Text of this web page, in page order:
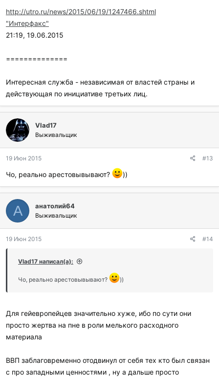
http://utro.ru/news/2015/06/19/1247466.shtml
"Интерфакс"
21:19, 19.06.2015
==============
Интересная служба - независимая от властей страны и
действующая по инициативе третьих лиц.
Vlad17
Выживальщик
19 Июн 2015 #13
Чо, реально арестовывывают? ))
А анатолий64
Выживальщик
19 Июн 2015 #14
Vlad17 написал(а):
Чо, реально арестовывывают? ))
Для гейевропейцев значительно хуже, ибо по сути они
просто жертва на пне в роли мелького расходного
материала
ВВП заблаговременно отодвинул от себя тех кто был связан
с про западными ценностями , ну а дальше просто